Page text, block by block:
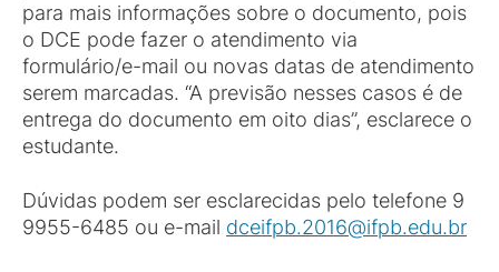
para mais informações sobre o documento, pois
o DCE pode fazer o atendimento via
formulário/e-mail ou novas datas de atendimento
serem marcadas. “A previsão nesses casos é de
entrega do documento em oito dias”, esclarece o
estudante.
Dúvidas podem ser esclarecidas pelo telefone 9
9955-6485 ou e-mail dceifpb.2016@ifpb.edu.br